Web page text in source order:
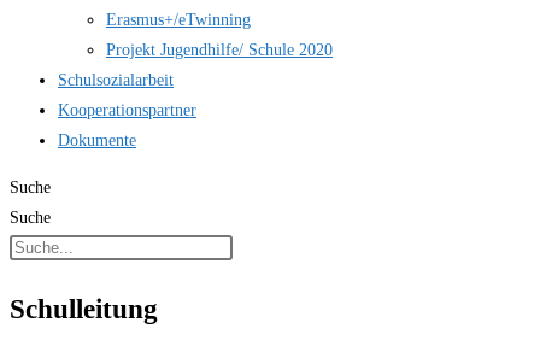
Erasmus+/eTwinning
Projekt Jugendhilfe/ Schule 2020
Schulsozialarbeit
Kooperationspartner
Dokumente
Suche
Suche
Schulleitung